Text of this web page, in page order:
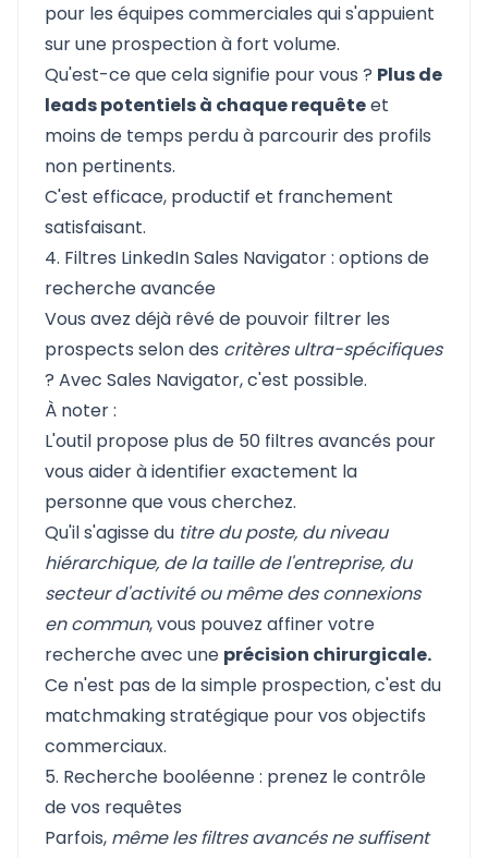
pour les équipes commerciales qui s'appuient
sur une prospection à fort volume.
Qu'est-ce que cela signifie pour vous ? Plus de
leads potentiels à chaque requêteet
moins de temps perdu à parcourir des profils
non pertinents.
C'est efficace, productif et franchement
satisfaisant.
4. Filtres LinkedIn Sales Navigator : options de
recherche avancée
Vous avez déjà rêvé de pouvoir filtrer les
prospects selon des critères ultra-spécifiques
? Avec Sales Navigator, c'est possible.
À noter :
L'outil propose plus de 50 filtres avancés pour
vous aider à identifier exactement la
personne que vous cherchez.
Qu'il s'agisse du titre du poste, du niveau
hiérarchique, de la taille de l'entreprise, du
secteur d'activité ou même des connexions
en commun, vous pouvez affiner votre
recherche avec une précision chirurgicale.
Ce n'est pas de la simple prospection, c'est du
matchmaking stratégique pour vos objectifs
commerciaux.
5. Recherche booléenne : prenez le contrôle
de vos requêtes
Parfois, même les filtres avancés ne suffisent